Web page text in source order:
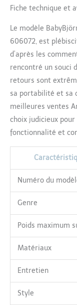
Fiche technique et
Le modèle
606072, est
d’après les
rencontré un souci
retours sont
sa portabilité et sa
meilleures ventes
choix judicieux
fonctionnalité et
Numéro du
Genre
Poids maximum
Matériaux
Entretien
Style